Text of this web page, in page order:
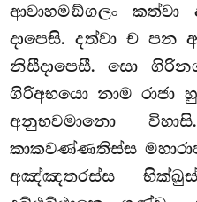
ආවාහමඞ්ගලං කත්වා
දාපෙසි. දත්වා ච පන
නිසීදාපෙසී. සො
ගිරිඅභයො නාම රාජා
අනුභවමානො
කාකවණ්ණතිස්ස
අඤ්ඤතරස්ස